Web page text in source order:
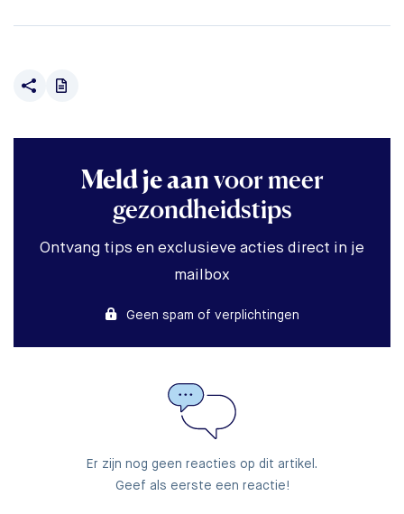
Meld je aanvoor meer
gezondheidstips
Ontvang tips en exclusieve acties direct in je
mailbox
Geen spam of verplichtingen
Er zijn nog geen reacties op dit artikel.
Geef als eerste een reactie!